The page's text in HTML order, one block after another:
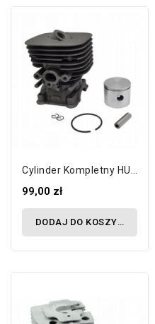
99,00 zł
DODAJ DO KOSZYKA